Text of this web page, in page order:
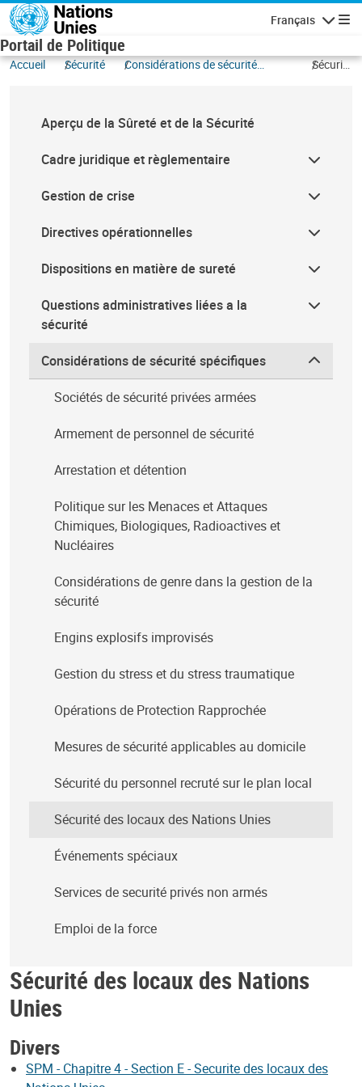
Aller au contenu principal
Français
Portail de Politique
Accueil Sécurité
Considérations de sécurité
Sécurité
Aperçu de la Sûreté et de la Sécurité
Cadre juridique et règlementaire
Gestion de crise
Directives opérationnelles
Dispositions en matière de sureté
Questions administratives liées a la
sécurité
Considérations de sécurité spécifiques
Sociétés de sécurité privées armées
Armement de personnel de sécurité
Arrestation et détention
Politique sur les Menaces et Attaques
Chimiques, Biologiques, Radioactives et
Nucléaires
Considérations de genre dans la gestion de la
sécurité
Engins explosifs improvisés
Gestion du stress et du stress traumatique
Opérations de Protection Rapprochée
Mesures de sécurité applicables au domicile
Sécurité du personnel recruté sur le plan local
Sécurité des locaux des Nations Unies
Événements spéciaux
Services de securité privés non armés
Emploi de la force
Sécurité des locaux des Nations
Unies
Divers
SPM - Chapitre 4 - Section E - Securite des locaux des